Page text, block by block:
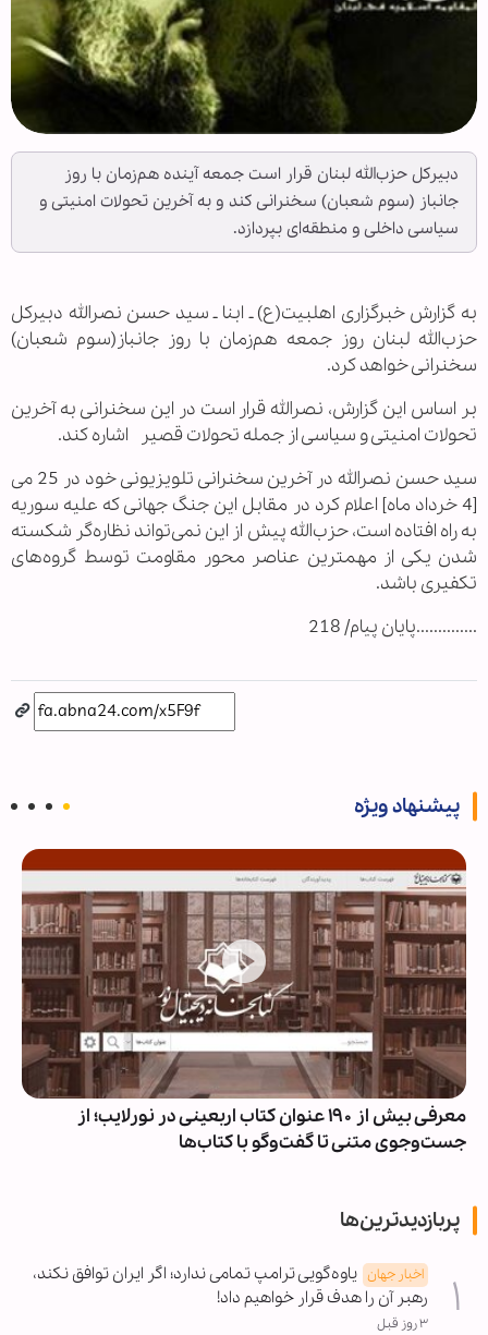
دبیرکل حزب‌الله لبنان قرار است جمعه آینده هم‌زمان با روز
جانباز (سوم شعبان) سخنرانی کند و به آخرین تحولات امنیتی و
سیاسی داخلی و منطقه‌ای بپردازد.‌
به گزارش خبرگزاری اهل‏بیت(ع) ـ ابنا ـ سید حسن نصرالله دبیرکل
حزب‌الله لبنان روز جمعه هم‌زمان با روز جانباز(سوم شعبان)
سخنرانی خواهد کرد.
بر اساس این گزارش، نصرالله قرار است در این سخنرانی به آخرین
تحولات امنیتی و سیاسی از جمله تحولات قصیر اشاره کند.
سید حسن نصرالله در آخرین سخنرانی تلویزیونی خود در 25 می
[4 خرداد ماه] اعلام کرد در مقابل این جنگ جهانی که علیه سوریه
به راه افتاده است، حزب‌الله پیش از این نمی‌تواند نظاره‌گر شکسته
شدن یکی از مهمترین عناصر محور مقاومت توسط گروه‌های
تکفیری باشد.
..............پایان پیام/ 218
پیشنهاد ویژه
معرفی بیش از ۱۹۰ عنوان کتاب اربعینی در نورلایب؛ از
جست‌وجوی متنی تا گفت‌وگو با کتاب‌ها
پربازدیدترین‌ها
اخبار جهان یاوه‌گویی ترامپ تمامی ندارد؛ اگر ایران توافق نکند،
رهبر آن را هدف قرار خواهیم داد!
۳ روز قبل